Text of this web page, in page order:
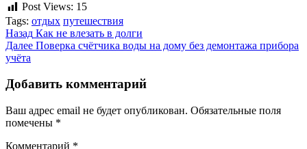
Post Views: 15
Tags: отдых путешествия
Продолжить
чтение
Назад Как не влезать в долги
Далее Поверка счётчика воды на дому без демонтажа прибора
учёта
Добавить комментарий
Ваш адрес email не будет опубликован. Обязательные поля
помечены *
Комментарий *